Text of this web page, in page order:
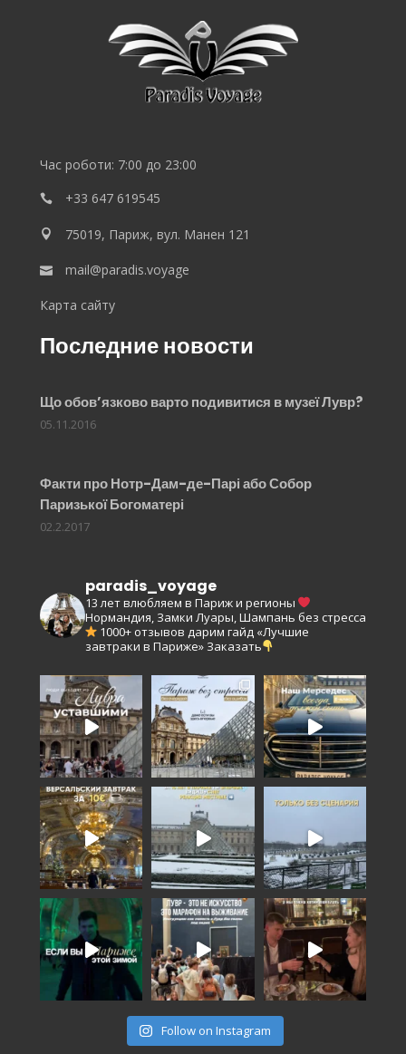
Час роботи: 7:00 до 23:00
+33 647 619545
75019, Париж, вул. Манен 121
mail@paradis.voyage
Карта сайту
Последние новости
Що обов’язково варто подивитися в музеї Лувр?
05.11.2016
Факти про Нотр-Дам-де-Парі або Собор
Паризької Богоматері
02.2.2017
paradis_voyage
13 лет влюбляем в Париж и регионы
Нормандия, Замки Луары, Шампань без стресса
1000+ отзывов дарим гайд «Лучшие
завтраки в Париже» Заказать
Follow on Instagram